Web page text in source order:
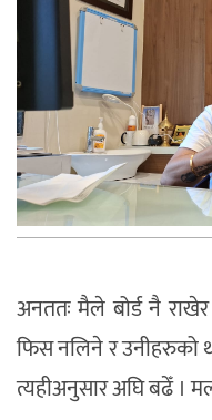
अनततः मैले बोर्ड नै राखेर
फिस नलिने र उनीहरुको
त्यहीअनुसार अघि बढेँ ।